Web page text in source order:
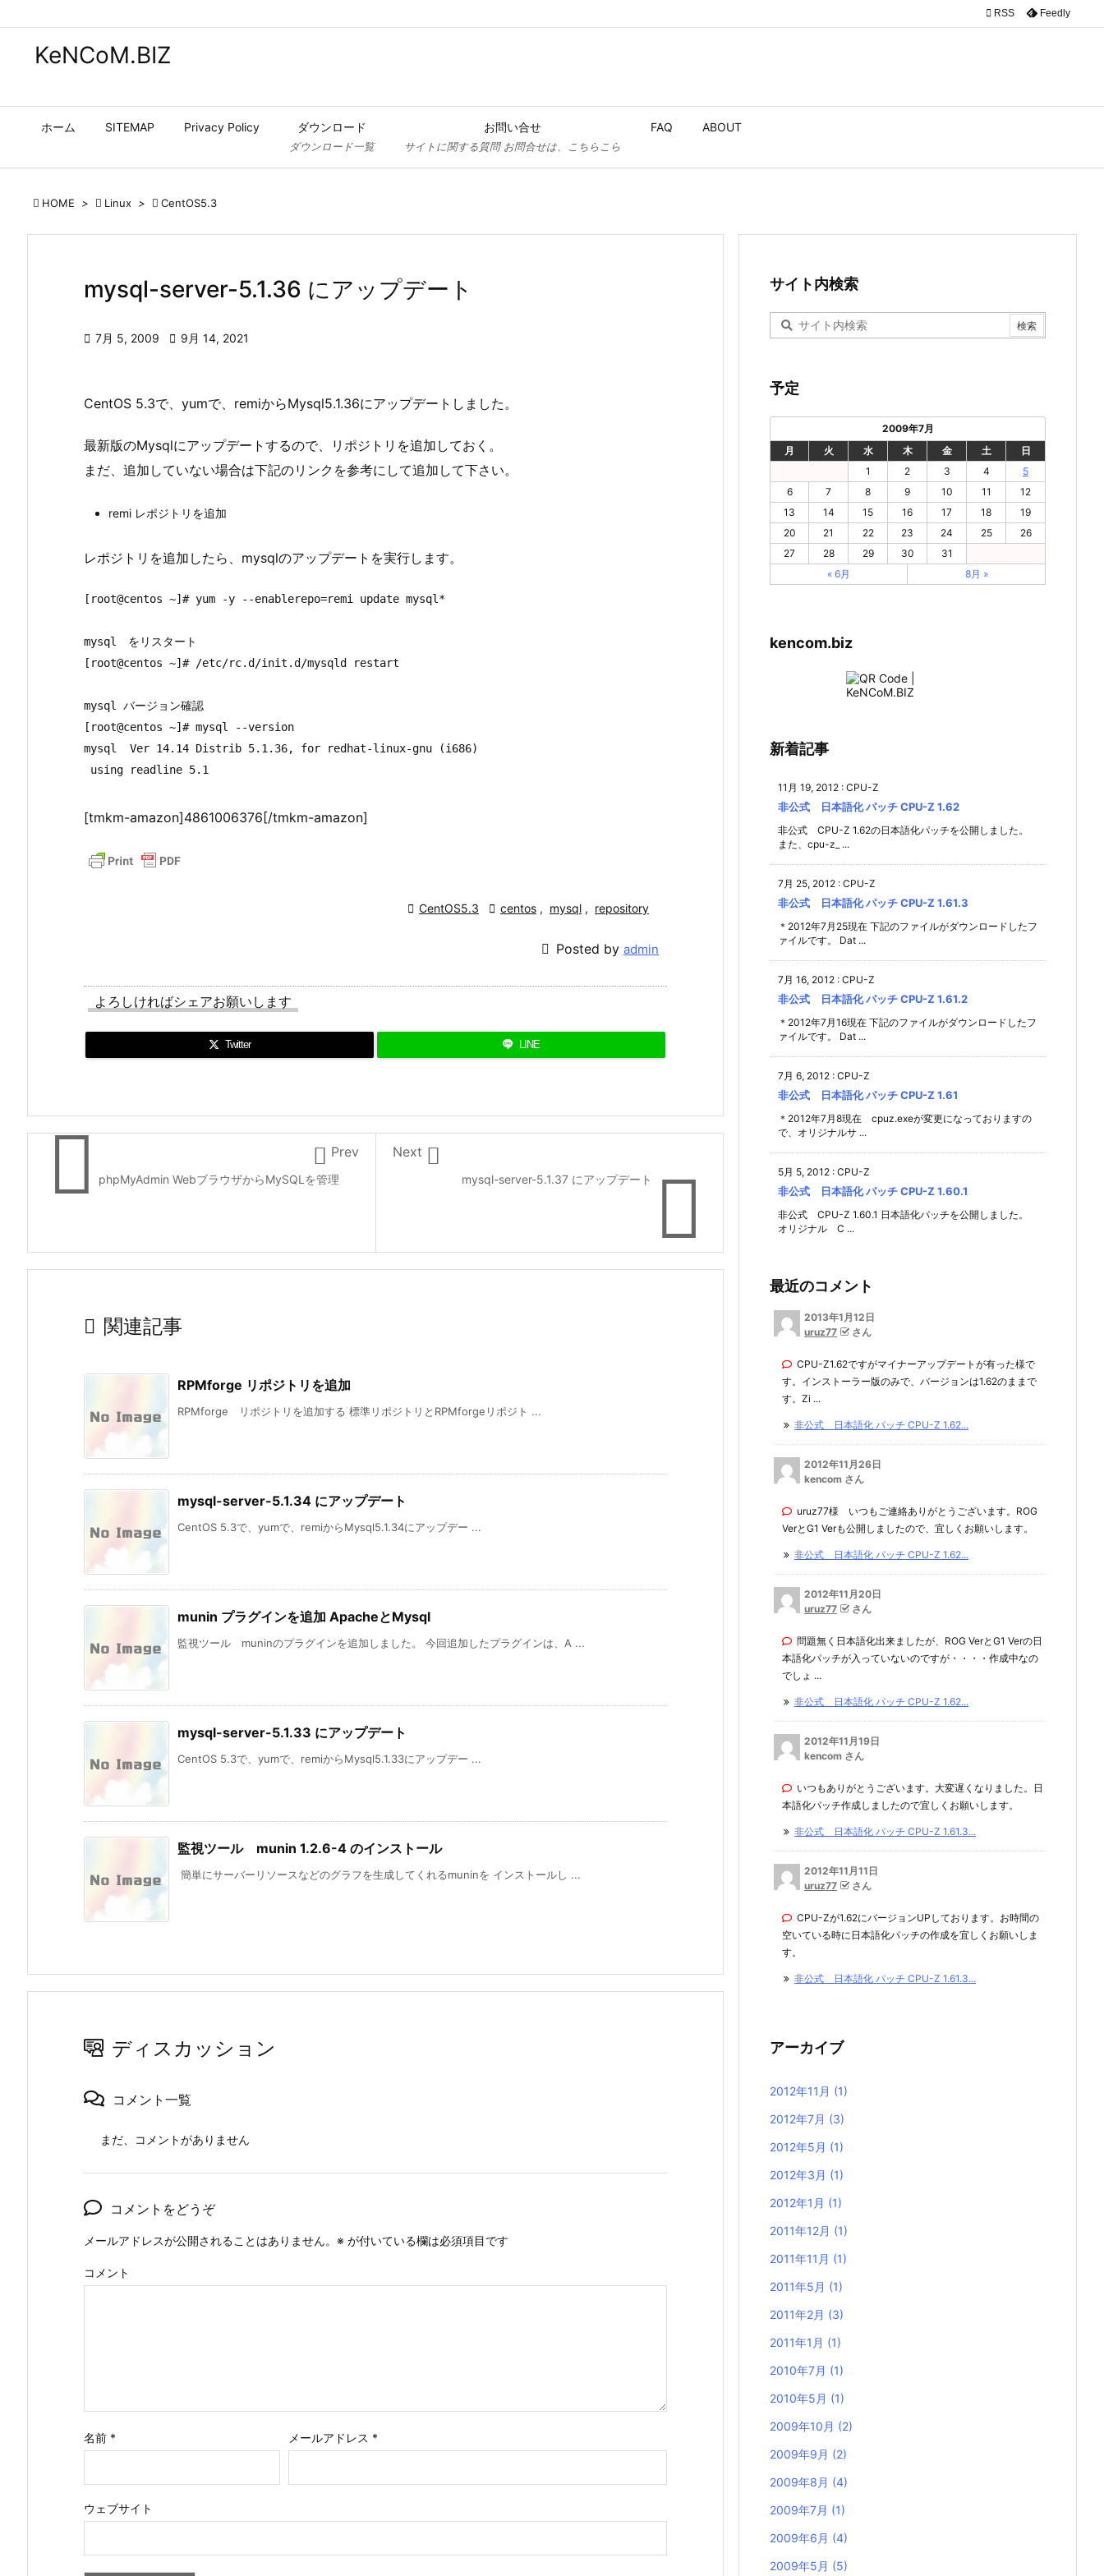
KeNCoM.BIZ
ホーム SITEMAP Privacy Policy ダウンロード
ダウンロード一覧
お問い合せ
サイトに関する質問 お問合せは、こちらこら
FAQ ABOUT
 RSS Feedly
 HOME >  Linux >  CentOS5.3
mysql-server-5.1.36 にアップデート
 7月 5, 2009  9月 14, 2021
CentOS 5.3で、yumで、remiからMysql5.1.36にアップデートしました。
最新版のMysqlにアップデートするので、リポジトリを追加しておく。
まだ、追加していない場合は下記のリンクを参考にして追加して下さい。
remi レポジトリを追加
レポジトリを追加したら、mysqlのアップデートを実行します。
[root@centos ~]# yum -y --enablerepo=remi update mysql*
mysql　をリスタート
[root@centos ~]# /etc/rc.d/init.d/mysqld restart
mysql バージョン確認
[root@centos ~]# mysql --version
mysql  Ver 14.14 Distrib 5.1.36, for redhat-linux-gnu (i686)
[tmkm-amazon]4861006376[/tmkm-amazon]
 CentOS5.3  centos , mysql , repository
 Posted by admin
よろしければシェアお願いします
Twitter LINE

mysql-server-5.1.37 にアップデート

Next
 phpMyAdmin WebブラウザからMySQLを管理
 Prev
 関連記事
RPMforge リポジトリを追加
RPMforge リポジトリを追加する 標準リポジトリとRPMforgeリポジト ...
mysql-server-5.1.34 にアップデート
CentOS 5.3で、yumで、remiからMysql5.1.34にアップデー ...
munin プラグインを追加 ApacheとMysql
監視ツール muninのプラグインを追加しました。 今回追加したプラグインは、A ...
mysql-server-5.1.33 にアップデート
CentOS 5.3で、yumで、remiからMysql5.1.33にアップデー ...
監視ツール munin 1.2.6-4 のインストール
簡単にサーバーリソースなどのグラフを生成してくれるmuninを インストールし ...
ディスカッション
コメント一覧
まだ、コメントがありません
コメントをどうぞ
メールアドレスが公開されることはありません。 ※ が付いている欄は必須項目です
コメント
名前 * メールアドレス *
ウェブサイト
サイト内検索
予定
2009年7月
月
火 水 木 金 土
日
1
2 3 4
5
6
7 8 9 10 11
12
13
14 15 16 17 18
19
20
21 22 23 24 25
26
27
28 29 30
31
« 6月
8月 »
kencom.biz
新着記事
11月 19, 2012 : CPU-Z
非公式 日本語化 パッチ CPU-Z 1.62
非公式 CPU-Z 1.62の日本語化パッチを公開しました。
また、cpu-z_ ...
7月 25, 2012 : CPU-Z
非公式 日本語化 パッチ CPU-Z 1.61.3
＊2012年7月25現在 下記のファイルがダウンロードしたフ
ァイルです。 Dat ...
7月 16, 2012 : CPU-Z
非公式 日本語化 パッチ CPU-Z 1.61.2
＊2012年7月16現在 下記のファイルがダウンロードしたフ
ァイルです。 Dat ...
7月 6, 2012 : CPU-Z
非公式 日本語化 パッチ CPU-Z 1.61
＊2012年7月8現在 cpuz.exeが変更になっておりますの
で、オリジナルサ ...
5月 5, 2012 : CPU-Z
非公式 日本語化 パッチ CPU-Z 1.60.1
非公式 CPU-Z 1.60.1 日本語化パッチを公開しました。
オリジナル C ...
最近のコメント
2013年1月12日
uruz77
さん
CPU-Z1.62ですがマイナーアップデートが有った様で
す。インストーラー版のみで、バージョンは1.62のままで
す。Zi ...
非公式 日本語化 パッチ CPU-Z 1.62...
2012年11月26日
kencom さん
uruz77様 いつもご連絡ありがとうございます。ROG
VerとG1 Verも公開しましたので、宜しくお願いします。
非公式 日本語化 パッチ CPU-Z 1.62...
2012年11月20日
uruz77
さん
問題無く日本語化出来ましたが、ROG VerとG1 Verの日
本語化パッチが入っていないのですが・・・・作成中なの
でしょ ...
非公式 日本語化 パッチ CPU-Z 1.62...
2012年11月19日
kencom さん
いつもありがとうございます。大変遅くなりました。日
本語化パッチ作成しましたので宜しくお願いします。
非公式 日本語化 パッチ CPU-Z 1.61.3...
2012年11月11日
uruz77
さん
CPU-Zが1.62にバージョンUPしております。お時間の
空いている時に日本語化パッチの作成を宜しくお願いしま
す。
非公式 日本語化 パッチ CPU-Z 1.61.3...
アーカイブ
2012年11月 (1)
2012年7月 (3)
2012年5月 (1)
2012年3月 (1)
2012年1月 (1)
2011年12月 (1)
2011年11月 (1)
2011年5月 (1)
2011年2月 (3)
2011年1月 (1)
2010年7月 (1)
2010年5月 (1)
2009年10月 (2)
2009年9月 (2)
2009年8月 (4)
2009年7月 (1)
2009年6月 (4)
2009年5月 (5)